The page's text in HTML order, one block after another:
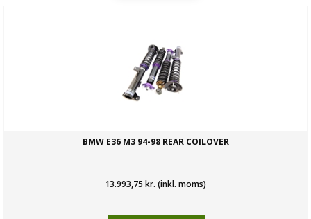
BMW E36 M3 94-98 REAR COILOVER
13.993,75 kr. (inkl. moms)